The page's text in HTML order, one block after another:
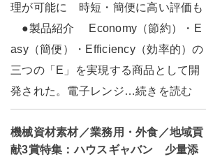
理が可能に 時短・簡便に高い評価も
●製品紹介 Economy（節約）・E
asy（簡便）・Efficiency（効率的）の
三つの「E」を実現する商品として開
発された。電子レンジ…続きを読む
機械資材素材／業務用・外食／地域貢
献3賞特集：ハウスギャバン 少量添